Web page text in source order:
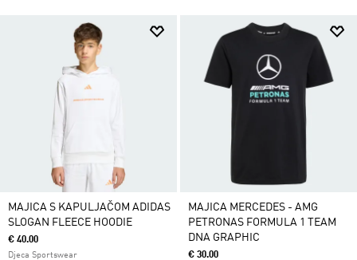
MAJICA S KAPULJAČOM ADIDAS
SLOGAN FLEECE HOODIE
€ 40.00
Djeca Sportswear
MAJICA MERCEDES - AMG
PETRONAS FORMULA 1 TEAM
DNA GRAPHIC
€ 30.00